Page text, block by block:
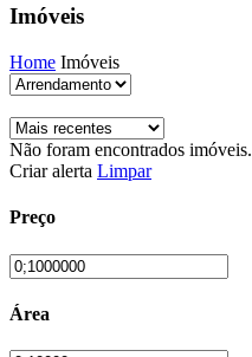
Imóveis
Home Imóveis
Não foram encontrados imóveis.
Criar alerta Limpar
Preço
Área